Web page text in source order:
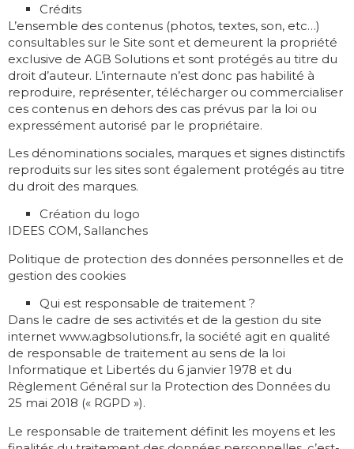
Crédits
L’ensemble des contenus (photos, textes, son, etc…)
consultables sur le Site sont et demeurent la propriété
exclusive de AGB Solutions et sont protégés au titre du
droit d’auteur. L’internaute n’est donc pas habilité à
reproduire, représenter, télécharger ou commercialiser
ces contenus en dehors des cas prévus par la loi ou
expressément autorisé par le propriétaire.
Les dénominations sociales, marques et signes distinctifs
reproduits sur les sites sont également protégés au titre
du droit des marques.
Création du logo
IDEES COM, Sallanches
Politique de protection des données personnelles et de
gestion des cookies
Qui est responsable de traitement ?
Dans le cadre de ses activités et de la gestion du site
internet www.agbsolutions.fr, la société agit en qualité
de responsable de traitement au sens de la loi
Informatique et Libertés du 6 janvier 1978 et du
Règlement Général sur la Protection des Données du
25 mai 2018 (« RGPD »).
Le responsable de traitement définit les moyens et les